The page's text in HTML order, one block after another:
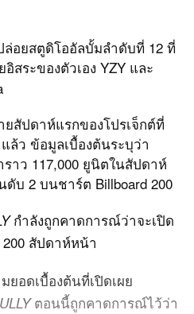
ล่อยสตูดิโออัลบั้มลำดับที่ 12 ที่
สระของตัวเอง YZY และ
สัปดาห์แรกของโปรเจ็กต์ที่
ล้ว ข้อมูลเบื้องต้นระบุว่า
าว 117,000 ยูนิตในสัปดาห์
ดับ 2 บนชาร์ต Billboard 200
กำลังถูกคาดการณ์ว่าจะเปิด
สัปดาห์หน้า
ยอดเบื้องต้นที่เปิดเผย
ตอนนี้ถูกคาดการณ์ไว้ว่า